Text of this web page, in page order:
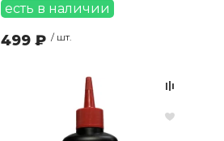
есть в наличии
499 ₽ / шт.